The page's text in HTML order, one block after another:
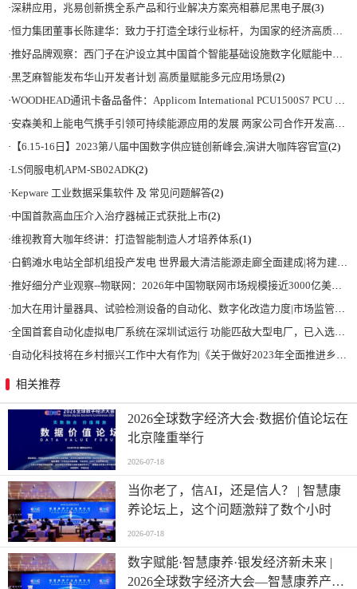
·深耕应用，兆易创新携全系产品和行业解决方案亮相慕尼黑电子展(3)
·恒力集团董事长陈建华：致力于打造全球行业标杆，为国家的经济高质量发展贡献更大力量|上海电气集团党委书记、董事长吴磊来访
·推好品牌观察：西门子在沪设立其中国首个智能基础设施数字化赋能中心
·黑芝麻智能发布华山开发者计划 高质量赋能多元应用场景(2)
·WOODHEAD通讯卡备品备件：Applicom International PCU1500S7 PCU 1500 S7 V4.5.0
·安森美和上能电气携手引领可持续能源应用的发展 两家公司合作开发高性能储能和太阳能组串式逆变器方案 以实现可持续的未来
· 【6.15-16日】2023第八届中国数字供应链创新峰会,演讲大咖阵容官宣(2)
·LS伺服电机APM-SB02ADK(2)
·Kepware 工业数据采集软件 及 常见问题解答(2)
·中国首款高血压介入治疗器械正式获批上市(2)
·维视教育大咖年终讲：打造智能制造人才培养体系(1)
·白鹤滩水电站全部机组投产发电 世界最大清洁能源走廊全面建成|将为建设新型能源体系、保障国家能源安全、实现“双碳”目标提供有力支撑
·推好细分产业观察--物联网：2026年中国物联网市场规模接近3000亿美元 智慧工厂、智慧城市、智慧电网等将占60%以上
·加大在用计量器具、试验检测设备的自动化、数字化改造力度|市场监管总局 工业和信息化部 关于促进企业计量能力提升的指导意见
·全国首套自动化虚拟电厂系统在深圳试运行 功能匹敌大型电厂，已入选国际典型案例
· 自动化科技将在乡村振兴工作中大有作为|《关于做好2023年全面推进乡村振兴重点工作的意见》发布
相关推荐
2026全球数字经济大会·数据价值论坛在
北京隆重举行
2026-07-18
当你老了，信AI，还是信人？ | 智慧康
养论坛上，这个问题激辩了数个小时
2026-07-18
数字赋能·智慧康养·银发经济新未来 |
2026全球数字经济大会—智慧康养产业